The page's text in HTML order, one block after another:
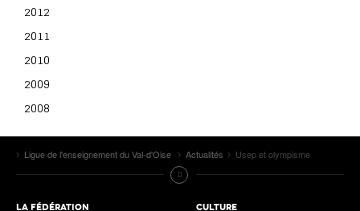
2012
2011
2010
2009
2008
Ligue de l'enseignement du Val-d'Oise Actualités Usep et olympisme
LA FÉDÉRATION CULTURE